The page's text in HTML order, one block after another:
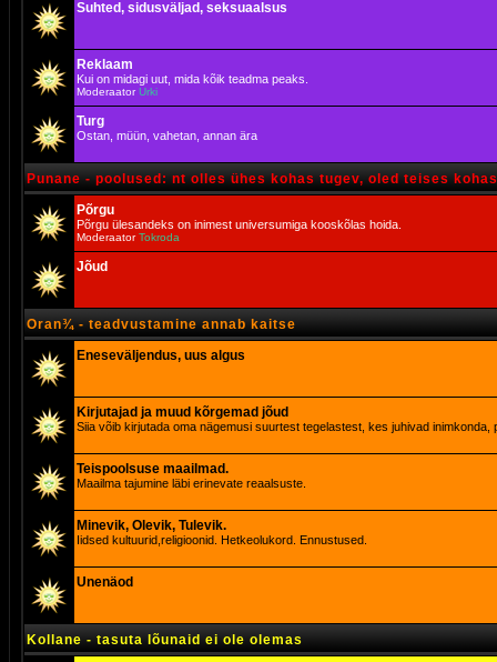
Suhted, sidusväljad, seksuaalsus
Reklaam
Kui on midagi uut, mida kõik teadma peaks.
ModeraatorUrki
Turg
Ostan, müün, vahetan, annan ära
Punane - poolused: nt olles ühes kohas tugev, oled teises
Põrgu
Põrgu ülesandeks on inimest universumiga kooskõlas hoida.
ModeraatorTokroda
Jõud
Oran¾ - teadvustamine annab kaitse
Eneseväljendus, uus algus
Kirjutajad ja muud kõrgemad jõud
Siia võib kirjutada oma nägemusi suurtest tegelastest, kes juhivad inimkonda,
Teispoolsuse maailmad.
Maailma tajumine läbi erinevate reaalsuste.
Minevik, Olevik, Tulevik.
Iidsed kultuurid,religioonid. Hetkeolukord. Ennustused.
Unenäod
Kollane - tasuta lõunaid ei ole olemas